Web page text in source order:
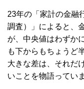
23年の「家計の金融
調査）」によると、
が、中央値はわずか
も下からもちょうど
大きな差は、それだ
いことを物語ってい